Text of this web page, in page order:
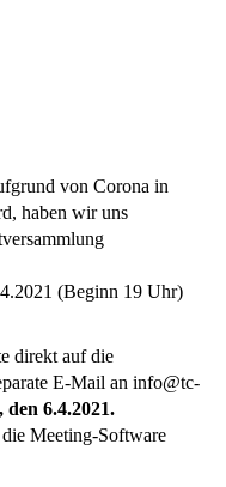
von Corona in
haben wir uns
(Beginn 19 Uhr)
direkt auf die
E-Mail an info@tc-
den 6.4.2021.
Meeting-Software